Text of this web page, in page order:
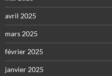
avril 2025
mars 2025
février 2025
janvier 2025